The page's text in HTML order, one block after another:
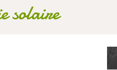
solaire